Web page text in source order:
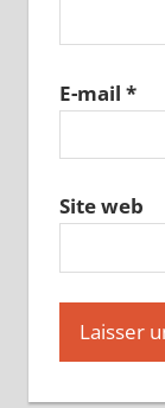
E-mail *
Site web